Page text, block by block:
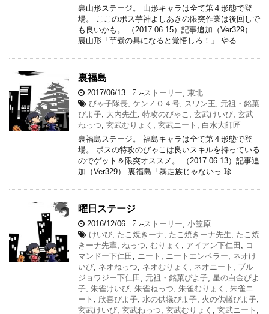
裏山形ステージ。 山形キャラは全て第４形態で登
場。 ここのボス芋神よしあきの限突作業は後回しで
も良いかも。 （2017.06.15）記事追加（Ver329）
裏山形「芋煮の具になると覚悟しろ！」 やる …
裏福島
2017/06/13 -ストーリー, 東北
びゃ子隊長, ケンＺＯ４号, スワン王, 元祖・銘菓
ぴよ子, 大内先生, 特攻のびゃこ , 玄武けいび, 玄武
ねっつ, 玄武むりょく , 玄武ニート , 白水大師匠
裏福島ステージ。 福島キャラは全て第４形態で登
場。 ボスの特攻のびゃこは良いスキルを持っている
のでゲット＆限突オススメ。 （2017.06.13）記事追
加（Ver329） 裏福島「暴走族じゃないっ 珍 …
曜日ステージ
2016/12/06 -ストーリー, 小笠原
けいび, たこ焼きーナ, たこ焼きーナ先生, たこ焼
きーナ先輩, ねっつ, むりょく , アイアン下仁田 , コ
マンドー下仁田 , ニート , ニートエンペラー, ネオけ
いび, ネオねっつ, ネオむりょく , ネオニート , ブル
ジョワジー下仁田 , 元祖・銘菓ぴよ子, 星の白金ぴよ
子, 朱雀けいび, 朱雀ねっつ, 朱雀むりょく , 朱雀ニ
ート , 欣喜ぴよ子, 水の供犠ぴよ子, 火の供犠ぴよ子,
玄武けいび, 玄武ねっつ, 玄武むりょく , 玄武ニート ,